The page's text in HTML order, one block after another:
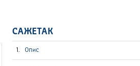
САЖЕТАК
Опис